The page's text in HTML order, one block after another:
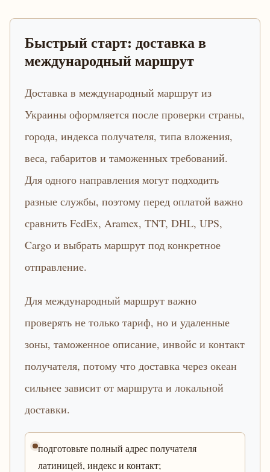
Быстрый старт: доставка в
международный маршрут
Доставка в международный маршрут из
Украины оформляется после проверки страны,
города, индекса получателя, типа вложения,
веса, габаритов и таможенных требований.
Для одного направления могут подходить
разные службы, поэтому перед оплатой важно
сравнить FedEx, Aramex, TNT, DHL, UPS,
Cargo и выбрать маршрут под конкретное
отправление.
Для международный маршрут важно
проверять не только тариф, но и удаленные
зоны, таможенное описание, инвойс и контакт
получателя, потому что доставка через океан
сильнее зависит от маршрута и локальной
доставки.
подготовьте полный адрес получателя
латиницей, индекс и контакт;